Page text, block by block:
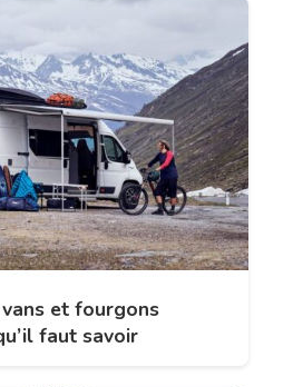
et fourgons
faut savoir